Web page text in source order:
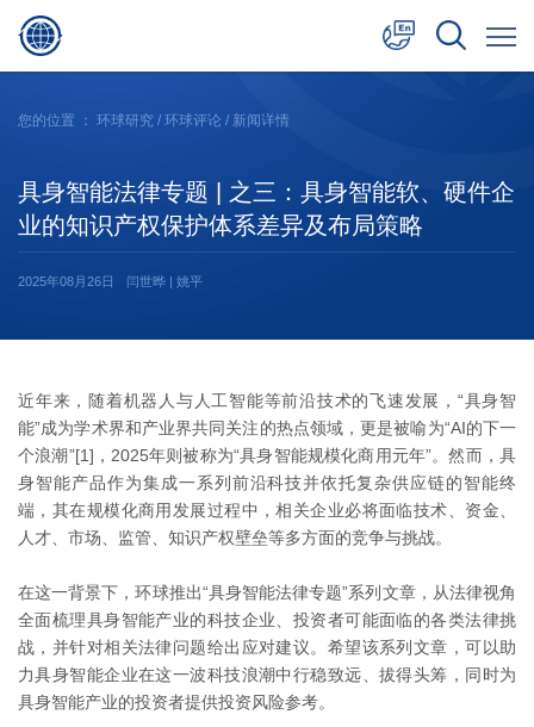
日本語
您的位置 ： 环球研究 / 环球评论 / 新闻详情
具身智能法律专题 | 之三：具身智能软、硬件企
业的知识产权保护体系差异及布局策略
2025年08月26日 闫世晔 | 姚平
近年来，随着机器人与人工智能等前沿技术的飞速发展，“具身智
能”成为学术界和产业界共同关注的热点领域，更是被喻为“AI的下一
个浪潮”[1]，2025年则被称为“具身智能规模化商用元年”。然而，具
身智能产品作为集成一系列前沿科技并依托复杂供应链的智能终
端，其在规模化商用发展过程中，相关企业必将面临技术、资金、
人才、市场、监管、知识产权壁垒等多方面的竞争与挑战。
在这一背景下，环球推出“具身智能法律专题”系列文章，从法律视角
全面梳理具身智能产业的科技企业、投资者可能面临的各类法律挑
战，并针对相关法律问题给出应对建议。希望该系列文章，可以助
力具身智能企业在这一波科技浪潮中行稳致远、拔得头筹，同时为
具身智能产业的投资者提供投资风险参考。